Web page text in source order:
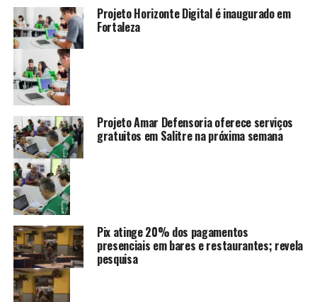
Projeto Horizonte Digital é inaugurado em
Fortaleza
Projeto Amar Defensoria oferece serviços
gratuitos em Salitre na próxima semana
Pix atinge 20% dos pagamentos
presenciais em bares e restaurantes; revela
pesquisa